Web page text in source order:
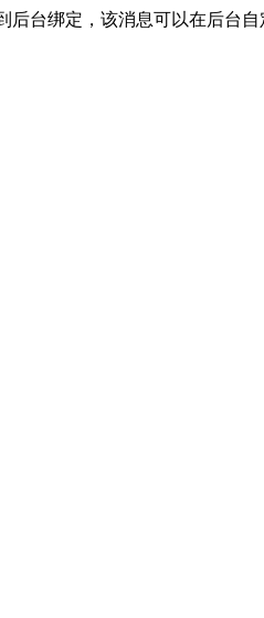
后台绑定，该消息可以在后台自